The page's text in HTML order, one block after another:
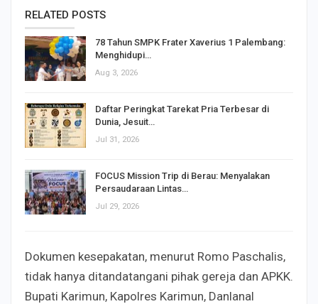
RELATED POSTS
78 Tahun SMPK Frater Xaverius 1 Palembang:
Menghidupi…
Aug 3, 2026
Daftar Peringkat Tarekat Pria Terbesar di
Dunia, Jesuit…
Jul 31, 2026
FOCUS Mission Trip di Berau: Menyalakan
Persaudaraan Lintas…
Jul 29, 2026
Dokumen kesepakatan, menurut Romo Paschalis,
tidak hanya ditandatangani pihak gereja dan APKK.
Bupati Karimun, Kapolres Karimun, Danlanal